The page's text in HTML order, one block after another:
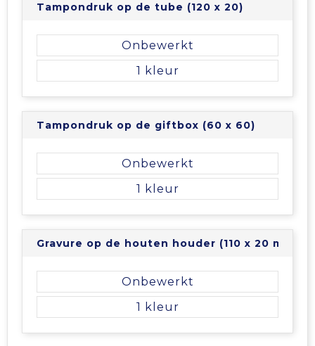
Strandtassen
Tablettassen
Waterbestendige tassen
Trolleys
Tampondruk op de tube (120 x 20)
Onbewerkt
1
Tampondruk op de giftbox (60 x 60)
Onbewerkt
1
Gravure op de houten houder (110 x 20 mm)
Onbewerkt
1